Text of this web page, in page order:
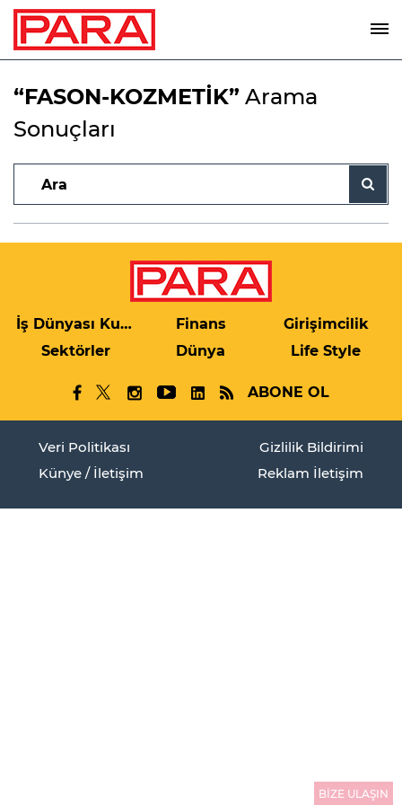
“FASON-KOZMETİK” Arama
Sonuçları
İş Dünyası Kulis Finans
Girişimcilik
Sektörler
Dünya Life Style
ABONE OL
Veri Politikası
Gizlilik Bildirimi
Künye / İletişim
Reklam İletişim
BİZE ULAŞIN